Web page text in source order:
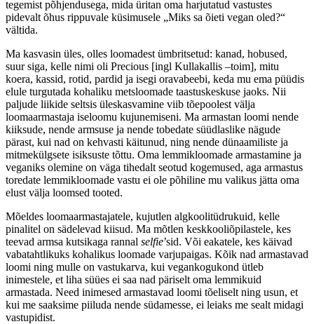
tegemist põhjendusega, mida üritan oma harjutatud vastustes
pidevalt õhus rippuvale küsimusele „Miks sa õieti vegan oled?“
vältida.
Ma kasvasin üles, olles loomadest ümbritsetud: kanad, hobused,
suur siga, kelle nimi oli Precious [ingl Kullakallis –toim], mitu
koera, kassid, rotid, pardid ja isegi oravabeebi, keda mu ema püüdis
elule turgutada kohaliku metsloomade taastuskeskuse jaoks. Nii
paljude liikide seltsis üleskasvamine viib tõepoolest välja
loomaarmastaja iseloomu kujunemiseni. Ma armastan loomi nende
kiiksude, nende armsuse ja nende tobedate süüdlaslike nägude
pärast, kui nad on kehvasti käitunud, ning nende dünaamiliste ja
mitmekülgsete isiksuste tõttu. Oma lemmikloomade armastamine ja
veganiks olemine on väga tihedalt seotud kogemused, aga armastus
toredate lemmikloomade vastu ei ole põhiline mu valikus jätta oma
elust välja loomsed tooted.
Mõeldes loomaarmastajatele, kujutlen algkoolitüdrukuid, kelle
pinalitel on sädelevad kiisud. Ma mõtlen keskkooliõpilastele, kes
teevad armsa kutsikaga rannal selfie’sid. Või eakatele, kes käivad
vabatahtlikuks kohalikus loomade varjupaigas. Kõik nad armastavad
loomi ning mulle on vastukarva, kui vegankogukond ütleb
inimestele, et liha süües ei saa nad päriselt oma lemmikuid
armastada. Need inimesed armastavad loomi tõeliselt ning usun, et
kui me saaksime piiluda nende südamesse, ei leiaks me sealt midagi
vastupidist.